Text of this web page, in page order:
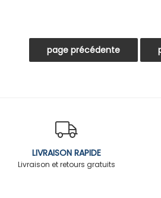
LIVRAISON RAPIDE
Livraison et retours gratuits